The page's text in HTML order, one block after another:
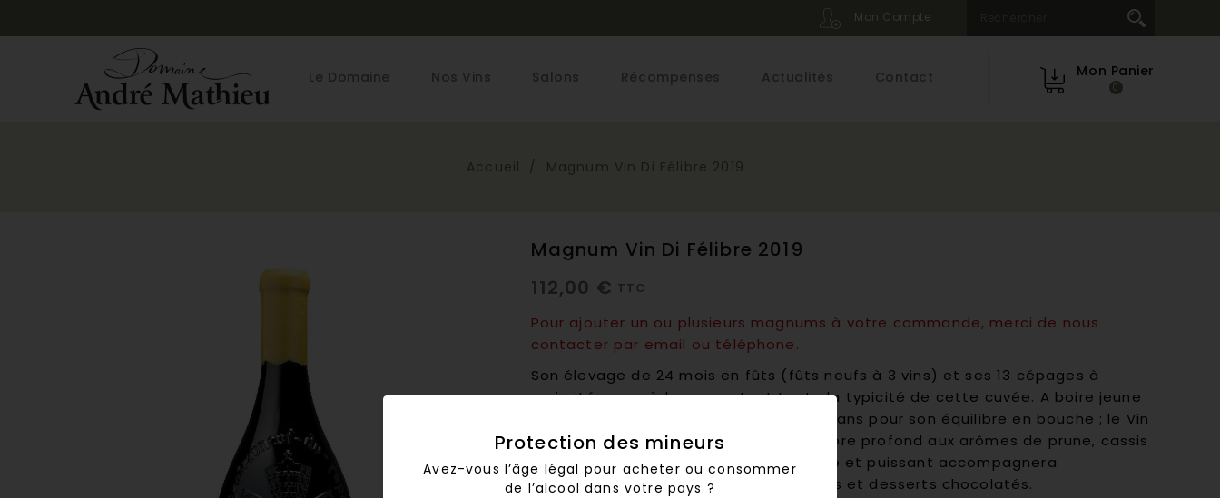
Mon Compte
Mon Panier
0
Le Domaine Nos Vins Salons Récompenses Actualités Contact
Accueil Magnum Vin Di Félibre 2019
Magnum Vin Di Félibre 2019
112,00 € TTC
Pour ajouter un ou plusieurs magnums à votre commande, merci de nous
contacter par email ou téléphone.
Son élevage de 24 mois en fûts (fûts neufs à 3 vins) et ses 13 cépages à
majorité mourvèdre, apportent toute la typicité de cette cuvée. A boire jeune
pour sa structure tannique ou après 10 ans pour son équilibre en bouche ; le Vin
Di Felibre propose une robe rouge sombre profond aux arômes de prune, cassis
et senteurs de sous-bois. Ce vin souple et puissant accompagnera
parfaitement les gros gibiers, fromages et desserts chocolatés.
Protection des mineurs
Avez-vous l’âge légal pour acheter ou consommer
de l’alcool dans votre pays ?